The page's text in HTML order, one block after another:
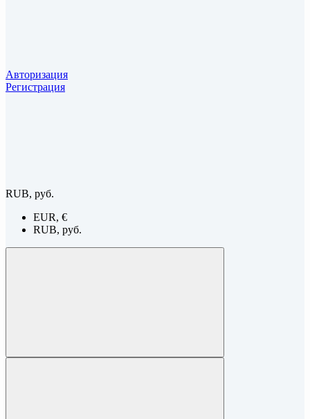
Авторизация
Регистрация
RUB, руб.
EUR, €
RUB, руб.